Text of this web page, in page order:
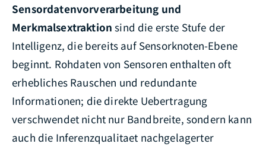
Sensordatenvorverarbeitung und
Merkmalsextraktion sind die erste Stufe der
Intelligenz, die bereits auf Sensorknoten-Ebene
beginnt. Rohdaten von Sensoren enthalten oft
erhebliches Rauschen und redundante
Informationen; die direkte Uebertragung
verschwendet nicht nur Bandbreite, sondern kann
auch die Inferenzqualitaet nachgelagerter